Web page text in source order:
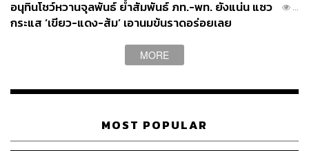
เสนอชื่อพิธารอบ 2 ได้นั้น นพ.ชลน่านกล่าวว่า คงต้องไปดู
รายละเอียด เพราะอยู่คนละจังหวะเวลากัน
เมื่อผู้สื่อข่าวถามว่า การเปลี่ยนแกนนำจากพรรคก้าวไกลเป็น
กล่าวว่า ขณะนี้เรายึดแนวทางนั้น แต่เมื่อดำเนินการแล้ว
อนุทินโชว์หวานจุลพันธ์ ย้ำสัมพันธ์ ภท.-พท. ยังแน่น แซว
กระแส ‘เขียว-แดง-ส้ม’ เอานมข้นราดอร่อยเลย
...
MORE
MOST POPULAR